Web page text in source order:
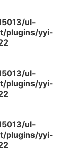
ul-
plugins/yyi-
ul-
plugins/yyi-
ul-
plugins/yyi-